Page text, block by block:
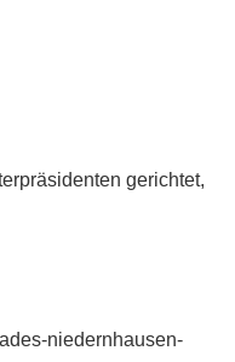
gerichtet,
niedernhausen-